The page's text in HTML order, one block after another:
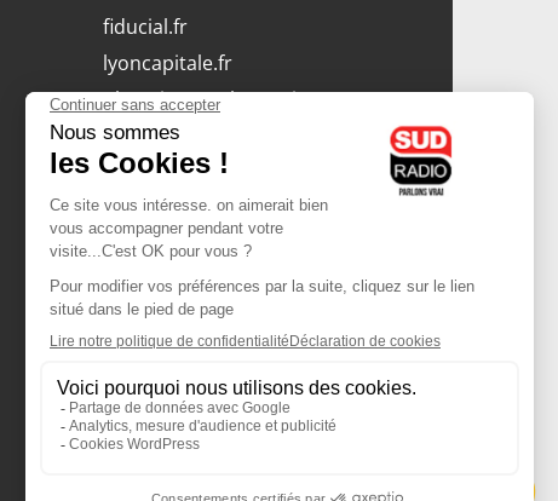
fiducial.fr
lyoncapitale.fr
olympique-et-lyonnais.com
L'application Iphone
/ Android
Téléchargez l'application
Les cookies
Gestion des cookies